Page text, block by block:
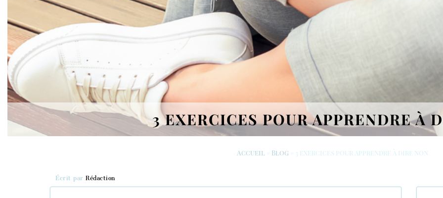
3 EXERCICES POUR APPRENDRE À
Accueil » Blog » 3 exercices pour apprendre à dire non
Écrit par Rédaction